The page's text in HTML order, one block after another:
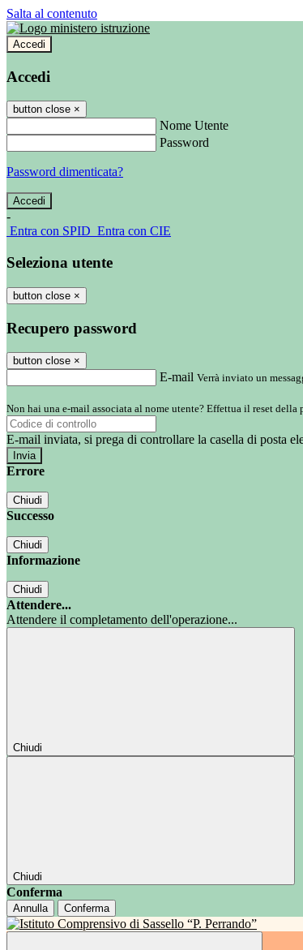
Salta al contenuto
Accedi
Accedi
button close ×
Nome Utente
Password
Password dimenticata?
-
Entra con SPID Entra con CIE
Seleziona utente
button close ×
Recupero password
button close ×
E-mail Verrà inviato un
Non hai una e-mail associata al nome utente? Effettua il reset della
E-mail inviata, si prega di controllare la casella di posta
Errore
Chiudi
Successo
Chiudi
Informazione
Chiudi
Attendere...
Attendere il completamento dell'operazione...
Chiudi
Chiudi
Conferma
Annulla Conferma